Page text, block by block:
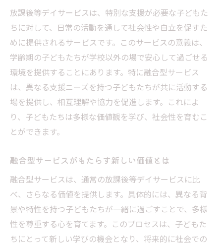
放課後等デイ共生型サービスの魅力に迫る
共生型デイサービスがもたらす安心感とは
放課後等デイでの共生型の積極的な効果
共生型サービスで広がる子どもたちの未来
融合型サービスの特徴と魅力
融合型サービスが生み出す新たな支援形態
共生型との違いを知る融合型の特徴
放課後等デイサービス内での融合型の役割
放課後デイ共生型サービスの概要
放課後等デイサービスは、特別な支援が必要な子どもた
ちに対して、日常の活動を通して社会性や自立を促すた
めに提供されるサービスです。このサービスの意義は、
学齢期の子どもたちが学校以外の場で安心して過ごせる
環境を提供することにあります。特に融合型サービス
は、異なる支援ニーズを持つ子どもたちが共に活動する
場を提供し、相互理解や協力を促進します。これによ
り、子どもたちは多様な価値観を学び、社会性を育むこ
とができます。
融合型サービスがもたらす新しい価値とは
融合型サービスは、通常の放課後等デイサービスに比
べ、さらなる価値を提供します。具体的には、異なる背
景や特性を持つ子どもたちが一緒に過ごすことで、多様
性を尊重する心を育てます。このプロセスは、子どもた
ちにとって新しい学びの機会となり、将来的に社会での